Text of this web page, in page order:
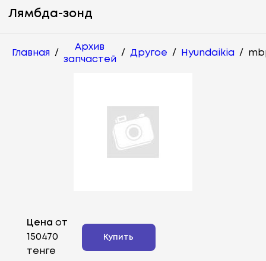
Лямбда-зонд
Главная /
Архив
запчастей
/ Другое / Hyundaikia /
Цена от
150470
тенге
Купить